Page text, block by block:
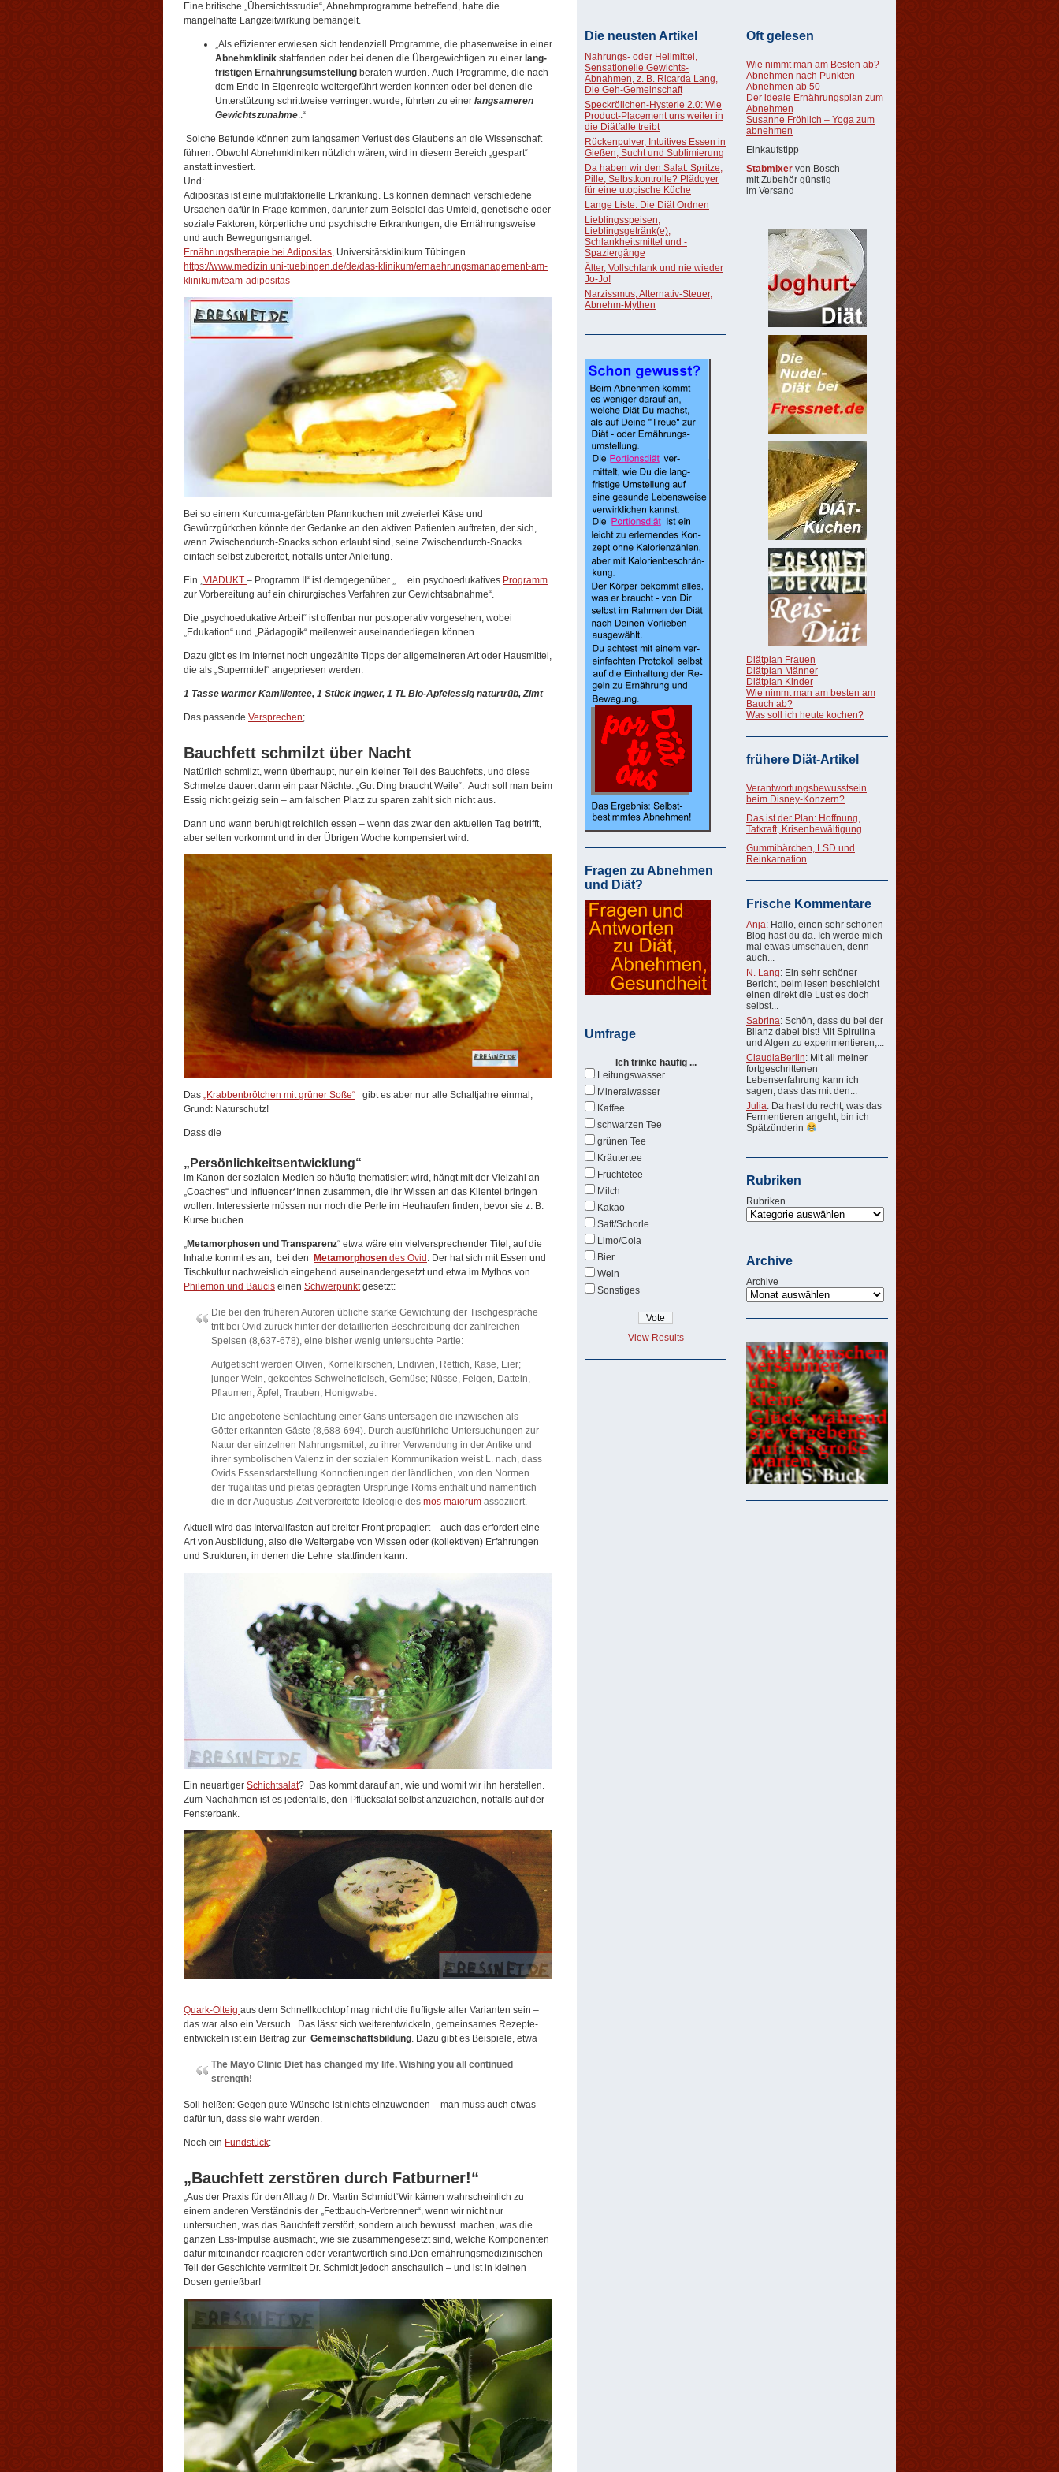
Eine britische „Übersichtsstudie“, Abnehmprogramme betreffend, hatte die
mangelhafte Langzeitwirkung bemängelt.
„Als effizienter erwiesen sich tendenziell Programme, die phasen­weise in einer
Abnehm­klinik statt­fanden oder bei denen die Überge­wichtigen zu einer lang­
fristigen Ernährungs­umstellung beraten wurden. Auch Programme, die nach
dem Ende in Eigen­regie weitergeführt werden konnten oder bei denen die
Unterstüt­zung schritt­weise verringert wurde, führten zu einer lang­sameren
Gewichts­zunahme..“
Solche Befunde können zum langsamen Verlust des Glaubens an die Wissenschaft
führen: Obwohl Abnehmkliniken nützlich wären, wird in diesem Bereich „gespart“
anstatt investiert.
Und:
Adipositas ist eine multifaktorielle Erkrankung. Es können demnach verschiedene
Ursachen dafür in Frage kommen, darunter zum Beispiel das Umfeld, genetische oder
soziale Faktoren, körperliche und psychische Erkrankungen, die Ernährungsweise
und auch Bewegungsmangel.
Ernährungstherapie bei Adipositas, Universitätsklinikum Tübingen
https://www.medizin.uni-tuebingen.de/de/das-klinikum/ernaehrungsmanagement-am-
klinikum/team-adipositas
Bei so einem Kurcuma-gefärbten Pfannkuchen mit zweierlei Käse und
Gewürzgürkchen könnte der Gedanke an den aktiven Patienten auftreten, der sich,
wenn Zwischendurch-Snacks schon erlaubt sind, seine Zwischendurch-Snacks
einfach selbst zubereitet, notfalls unter Anleitung.
Ein „VIADUKT – Programm II“ ist demgegenüber „… ein psychoedukatives Programm
zur Vorbereitung auf ein chirurgisches Verfahren zur Gewichtsabnahme“.
Die „psychoedukative Arbeit“ ist offenbar nur postoperativ vorgesehen, wobei
„Edukation“ und „Pädagogik“ meilenweit auseinanderliegen können.
Dazu gibt es im Internet noch ungezählte Tipps der allgemeineren Art oder Hausmittel,
die als „Supermittel“ angepriesen werden:
1 Tasse warmer Kamillentee, 1 Stück Ingwer, 1 TL Bio-Apfelessig naturtrüb, Zimt
Das passende Versprechen;
Bauchfett schmilzt über Nacht
Natürlich schmilzt, wenn überhaupt, nur ein kleiner Teil des Bauchfetts, und diese
Schmelze dauert dann ein paar Nächte: „Gut Ding braucht Weile“. Auch soll man beim
Essig nicht geizig sein – am falschen Platz zu sparen zahlt sich nicht aus.
Dann und wann beruhigt reichlich essen – wenn das zwar den aktuellen Tag betrifft,
aber selten vorkommt und in der Übrigen Woche kompensiert wird.
Das „Krabbenbrötchen mit grüner Soße“ gibt es aber nur alle Schaltjahre einmal;
Grund: Naturschutz!
Dass die
„Persönlichkeitsentwicklung“
im Kanon der sozialen Medien so häufig thematisiert wird, hängt mit der Vielzahl an
„Coaches“ und Influencer*Innen zusammen, die ihr Wissen an das Klientel bringen
wollen. Interessierte müssen nur noch die Perle im Heuhaufen finden, bevor sie z. B.
Kurse buchen.
„Metamorphosen und Transparenz“ etwa wäre ein vielversprechender Titel, auf die
Inhalte kommt es an, bei den
Metamorphosen des Ovid . Der hat sich mit Essen und
Tischkultur nachweislich eingehend auseinandergesetzt und etwa im Mythos von
Philemon und Baucis einen Schwerpunktgesetzt:
Die bei den früheren Autoren übliche starke Gewichtung der Tischgespräche
tritt bei Ovid zurück hinter der detaillierten Beschreibung der zahlreichen
Speisen (8,637-678), eine bisher wenig untersuchte Partie:
Aufgetischt werden Oliven, Kornelkirschen, Endivien, Rettich, Käse, Eier;
junger Wein, gekochtes Schweinefleisch, Gemüse; Nüsse, Feigen, Datteln,
Pflaumen, Äpfel, Trauben, Honigwabe.
Die angebotene Schlachtung einer Gans untersagen die inzwischen als
Götter erkannten Gäste (8,688-694). Durch ausführliche Untersuchungen zur
Natur der einzelnen Nahrungsmittel, zu ihrer Verwendung in der Antike und
ihrer symbolischen Valenz in der sozialen Kommunikation weist L. nach, dass
Ovids Essensdarstellung Konnotierungen der ländlichen, von den Normen
der frugalitas und pietas geprägten Ursprünge Roms enthält und namentlich
die in der Augustus-Zeit verbreitete Ideologie des mos maiorum assoziiert.
Aktuell wird das Intervallfasten auf breiter Front propagiert – auch das erfordert eine
Art von Ausbildung, also die Weitergabe von Wissen oder (kollektiven) Erfahrungen
und Strukturen, in denen die Lehre stattfinden kann.
Ein neuartiger Schichtsalat? Das kommt darauf an, wie und womit wir ihn herstellen.
Zum Nachahmen ist es jedenfalls, den Pflücksalat selbst anzuziehen, notfalls auf der
Fensterbank.
Quark-Ölteig aus dem Schnellkochtopf mag nicht die fluffigste aller Varianten sein –
das war also ein Versuch. Das lässt sich weiterentwickeln, gemeinsames Rezepte-
entwickeln ist ein Beitrag zur Gemeinschaftsbildung. Dazu gibt es Beispiele, etwa
The Mayo Clinic Diet has changed my life. Wishing you all continued
strength!
Soll heißen: Gegen gute Wünsche ist nichts einzuwenden – man muss auch etwas
dafür tun, dass sie wahr werden.
Noch ein Fundstück:
„Bauchfett zerstören durch Fatburner!“
„Aus der Praxis für den Alltag # Dr. Martin Schmidt“Wir kämen wahrscheinlich zu
einem anderen Verständnis der „Fettbauch-Verbrenner“, wenn wir nicht nur
untersuchen, was das Bauchfett zerstört, sondern auch bewusst machen, was die
ganzen Ess-Impulse ausmacht, wie sie zusammengesetzt sind, welche Komponenten
dafür miteinander reagieren oder verantwortlich sind.Den ernährungsmedizinischen
Teil der Geschichte vermittelt Dr. Schmidt jedoch anschaulich – und ist in kleinen
Dosen genießbar!
Die neusten Artikel
Nahrungs- oder Heilmittel,
Sensationelle Gewichts-
Abnahmen, z. B. Ricarda Lang,
Die Geh-Gemeinschaft
Speckröllchen-Hysterie 2.0: Wie
Product-Placement uns weiter in
die Diätfalle treibt
Rückenpulver, Intuitives Essen in
Gießen, Sucht und Sublimierung
Da haben wir den Salat: Spritze,
Pille, Selbstkontrolle? Plädoyer
für eine utopische Küche
Lange Liste: Die Diät Ordnen
Lieblingsspeisen,
Lieblingsgetränk(e),
Schlankheitsmittel und -
Spaziergänge
Älter, Vollschlank und nie wieder
Jo-Jo!
Narzissmus, Alternativ-Steuer,
Abnehm-Mythen
Fragen zu Abnehmen
und Diät?
Umfrage
Ich trinke häufig ...
Leitungswasser
Mineralwasser
Kaffee
schwarzen Tee
grünen Tee
Kräutertee
Früchtetee
Milch
Kakao
Saft/Schorle
Limo/Cola
Bier
Wein
Sonstiges
View Results
Oft gelesen
Wie nimmt man am Besten ab?
Abnehmen nach Punkten
Abnehmen ab 50
Der ideale Ernährungsplan zum
Abnehmen
Susanne Fröhlich – Yoga zum
abnehmen
Einkaufstipp
Stabmixer von Bosch
mit Zubehör günstig
im Versand
Diätplan Frauen
Diätplan Männer
Diätplan Kinder
Wie nimmt man am besten am
Bauch ab?
Was soll ich heute kochen?
frühere Diät-Artikel
Verantwortungsbewusstsein
beim Disney-Konzern?
Das ist der Plan: Hoffnung,
Tatkraft, Krisenbewältigung
Gummibärchen, LSD und
Reinkarnation
Frische Kommentare
Anja: Hallo, einen sehr schönen
Blog hast du da. Ich werde mich
mal etwas umschauen, denn
auch...
N. Lang: Ein sehr schöner
Bericht, beim lesen beschleicht
einen direkt die Lust es doch
selbst...
Sabrina: Schön, dass du bei der
Bilanz dabei bist! Mit Spirulina
und Algen zu experimentieren,...
ClaudiaBerlin: Mit all meiner
fortgeschrittenen
Lebenserfahrung kann ich
sagen, dass das mit den...
Julia: Da hast du recht, was das
Fermentieren angeht, bin ich
Spätzünderin
Rubriken
Rubriken
Archive
Archive